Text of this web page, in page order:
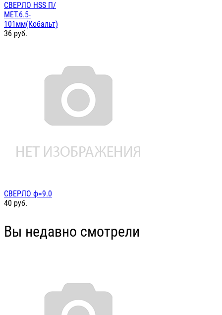
СВЕРЛО HSS П/
МЕТ.6.5-
101мм(Кобальт)
36 руб.
СВЕРЛО ф=9.0
40 руб.
Вы недавно смотрели